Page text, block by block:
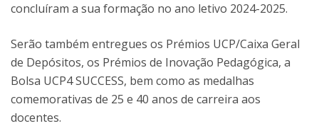
concluíram a sua formação no ano letivo 2024-2025.
Serão também entregues os Prémios UCP/Caixa Geral
de Depósitos, os Prémios de Inovação Pedagógica, a
Bolsa UCP4 SUCCESS, bem como as medalhas
comemorativas de 25 e 40 anos de carreira aos
docentes.